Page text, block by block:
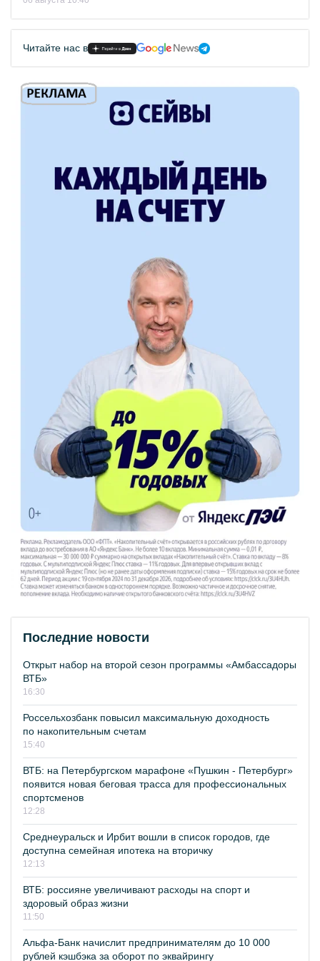
Читайте нас в
Последние новости
Открыт набор на второй сезон программы «Амбассадоры
ВТБ»
16:30
Россельхозбанк повысил максимальную доходность
по накопительным счетам
15:40
ВТБ: на Петербургском марафоне «Пушкин - Петербург»
появится новая беговая трасса для профессиональных
спортсменов
12:28
Среднеуральск и Ирбит вошли в список городов, где
доступна семейная ипотека на вторичку
12:13
ВТБ: россияне увеличивают расходы на спорт и
здоровый образ жизни
11:50
Альфа-Банк начислит предпринимателям до 10 000
рублей кэшбэка за оборот по эквайрингу